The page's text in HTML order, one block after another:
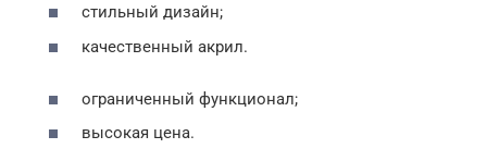
стильный дизайн;
качественный акрил.
ограниченный функционал;
высокая цена.